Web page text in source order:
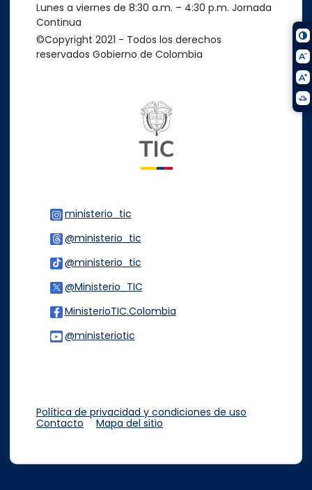
Lunes a viernes de 8:30 a.m. – 4:30 p.m. Jornada
Continua
©Copyright 2021 - Todos los derechos
reservados Gobierno de Colombia
ministerio_tic
@ministerio_tic
@ministerio_tic
@Ministerio_TIC
MinisterioTIC.Colombia
@ministeriotic
Política de privacidad y condiciones de uso
Contacto
Mapa del sitio